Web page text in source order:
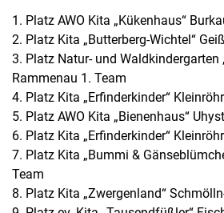
1. Platz AWO Kita „Kükenhaus“
2. Platz Kita „Butterberg-Wichtel“
3. Platz Natur- und Waldkindergarten
Rammenau 1. Team
4. Platz Kita „Erfinderkinder“
5. Platz AWO Kita „Bienenhaus“
6. Platz Kita „Erfinderkinder“
7. Platz Kita „Bummi &
Team
8. Platz Kita „Zwergenland“